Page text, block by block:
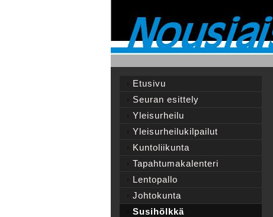
Etusivu
Seuran esittely
Yleisurheilu
Yleisurheilukilpailut
Kuntoliikunta
Tapahtumakalenteri
Lentopallo
Johtokunta
Susihölkkä